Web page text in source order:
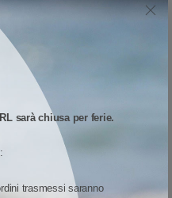
sarà chiusa per ferie.
trasmessi saranno
configurazione, procedure
interfaccia utente,
una formazione veramente
a colpo d'occhio grazie alle
avanzate di gestione remota
IT. Inoltre, la sicurezza
un ulteriore livello di difesa
per il futuro